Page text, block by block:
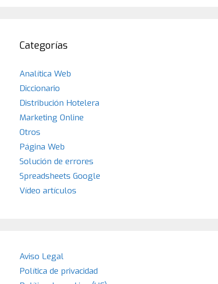
Categorías
Analítica Web
Diccionario
Distribución Hotelera
Marketing Online
Otros
Página Web
Solución de errores
Spreadsheets Google
Vídeo artículos
Aviso Legal
Política de privacidad